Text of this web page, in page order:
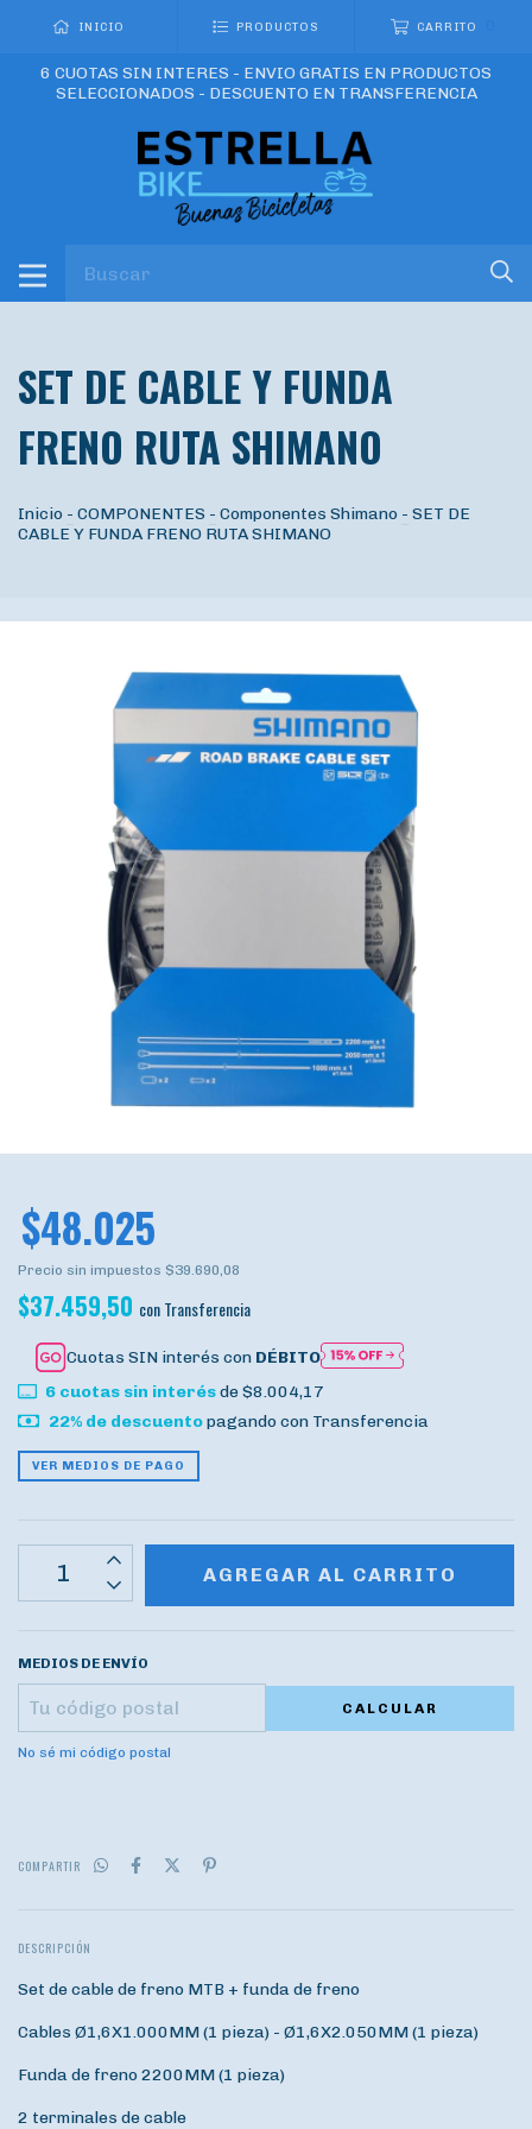
INICIO PRODUCTOS CARRITO
6 CUOTAS SIN INTERES - ENVIO GRATIS EN PRODUCTOS
SELECCIONADOS - DESCUENTO EN TRANSFERENCIA
SET DE CABLE Y FUNDA
FRENO RUTA SHIMANO
Inicio - COMPONENTES - Componentes Shimano - SET DE
CABLE Y FUNDA FRENO RUTA SHIMANO
$48.025
Precio sin impuestos $39.690,08
$37.459,50 conTransferencia
Cuotas SIN interés con DÉBITO
6cuotas sin interésde$8.004,17
22% de descuentopagando con Transferencia
VER MEDIOS DE PAGO
MEDIOS DE ENVÍO
CALCULAR
No sé mi código postal
COMPARTIR
DESCRIPCIÓN
Set de cable de freno MTB + funda de freno
Cables Ø1,6X1.000MM (1 pieza) - Ø1,6X2.050MM (1 pieza)
Funda de freno 2200MM (1 pieza)
2 terminales de cable